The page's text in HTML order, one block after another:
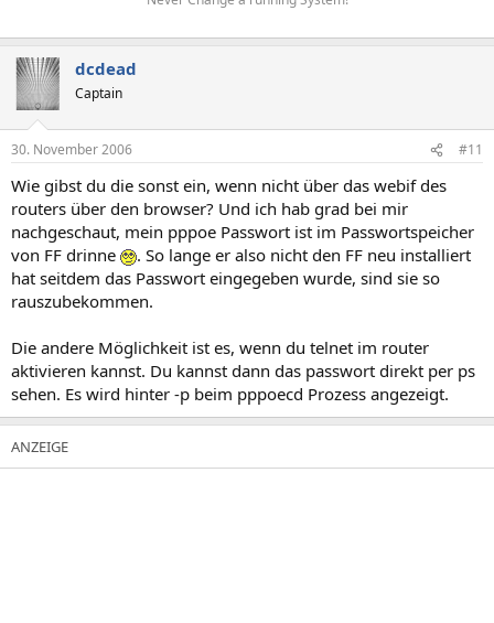
dcdead
Captain
30. November 2006 #11
Wie gibst du die sonst ein, wenn nicht über das webif des
routers über den browser? Und ich hab grad bei mir
nachgeschaut, mein pppoe Passwort ist im Passwortspeicher
von FF drinne
. So lange er also nicht den FF neu installiert
hat seitdem das Passwort eingegeben wurde, sind sie so
rauszubekommen.
Die andere Möglichkeit ist es, wenn du telnet im router
aktivieren kannst. Du kannst dann das passwort direkt per ps
sehen. Es wird hinter -p beim pppoecd Prozess angezeigt.